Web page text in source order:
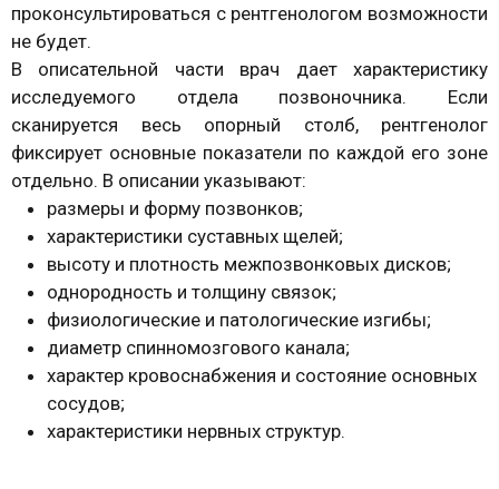
проконсультироваться с рентгенологом возможности
не будет.
В описательной части врач дает характеристику
исследуемого отдела позвоночника. Если
сканируется весь опорный столб, рентгенолог
фиксирует основные показатели по каждой его зоне
отдельно. В описании указывают:
размеры и форму позвонков;
характеристики суставных щелей;
высоту и плотность межпозвонковых дисков;
однородность и толщину связок;
физиологические и патологические изгибы;
диаметр спинномозгового канала;
характер кровоснабжения и состояние основных
сосудов;
характеристики нервных структур.